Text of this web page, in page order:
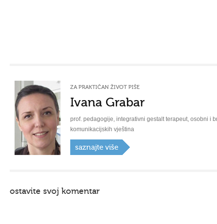
ZA PRAKTIČAN ŽIVOT PIŠE
Ivana Grabar
prof. pedagogije, integrativni gestalt terapeut, osobni i
komunikacijskih vještina
saznajte više
ostavite svoj komentar